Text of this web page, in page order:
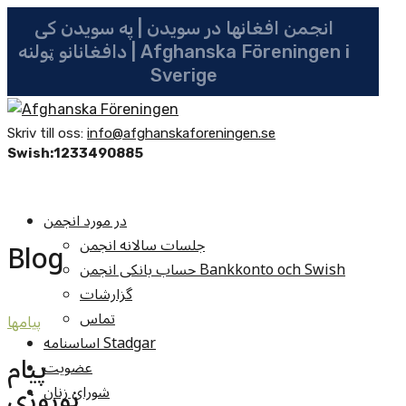
انجمن افغانها در سویدن | په سویدن کی
دافغانانو ټولنه | Afghanska Föreningen i
Sverige
Skriv till oss: info@afghanskaforeningen.se
Swish:1233490885
در مورد انجمن
جلسات سالانه انجمن
حساب بانکی انجمن Bankkonto och Swish
گزارشات
تماس
اساسنامه Stadgar
عضویت
شوراي زنان
Blog
پيامها
پیام